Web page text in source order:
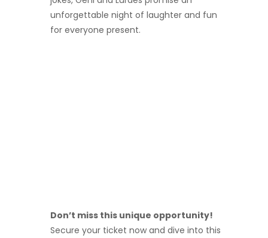
unforgettable night of laughter and fun
for everyone present.
Don’t miss this unique opportunity!
Secure your ticket now and dive into this